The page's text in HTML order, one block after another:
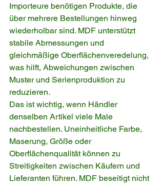
Importeure benötigen Produkte, die
über mehrere Bestellungen hinweg
wiederholbar sind. MDF unterstützt
stabile Abmessungen und
gleichmäßige Oberflächenveredelung,
was hilft, Abweichungen zwischen
Muster und Serienproduktion zu
reduzieren.
Das ist wichtig, wenn Händler
denselben Artikel viele Male
nachbestellen. Uneinheitliche Farbe,
Maserung, Größe oder
Oberflächenqualität können zu
Streitigkeiten zwischen Käufern und
Lieferanten führen. MDF beseitigt nicht